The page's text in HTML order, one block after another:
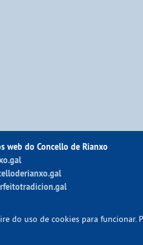
web do Concello de Rianxo
do uso de cookies para funcionar.